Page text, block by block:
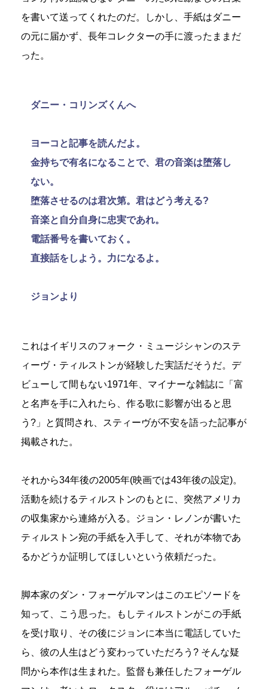
を書いて送ってくれたのだ。しかし、手紙はダニー
の元に届かず、長年コレクターの手に渡ったままだ
った。
ダニー・コリンズくんへ
ヨーコと記事を読んだよ。
金持ちで有名になることで、君の音楽は堕落し
ない。
堕落させるのは君次第。君はどう考える?
音楽と自分自身に忠実であれ。
電話番号を書いておく。
直接話をしよう。力になるよ。
ジョンより
これはイギリスのフォーク・ミュージシャンのステ
ィーヴ・ティルストンが経験した実話だそうだ。デ
ビューして間もない1971年、マイナーな雑誌に「富
と名声を手に入れたら、作る歌に影響が出ると思
う?」と質問され、スティーヴが不安を語った記事が
掲載された。
それから34年後の2005年(映画では43年後の設定)。
活動を続けるティルストンのもとに、突然アメリカ
の収集家から連絡が入る。ジョン・レノンが書いた
ティルストン宛の手紙を入手して、それが本物であ
るかどうか証明してほしいという依頼だった。
脚本家のダン・フォーゲルマンはこのエピソードを
知って、こう思った。もしティルストンがこの手紙
を受け取り、その後にジョンに本当に電話していた
ら、彼の人生はどう変わっていただろう? そんな疑
問から本作は生まれた。監督も兼任したフォーゲル